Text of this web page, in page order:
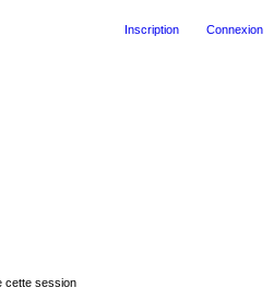
Connexion
Inscription
cette session